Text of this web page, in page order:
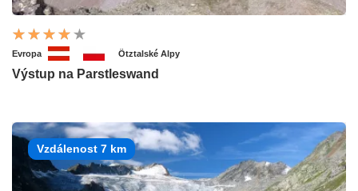
Evropa Ötztalské Alpy
Výstup na Parstleswand
Vzdálenost 7 km